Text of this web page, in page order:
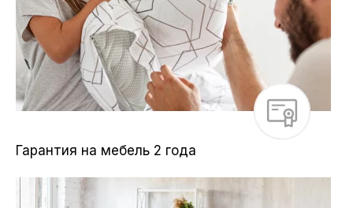
Гарантия на мебель 2 года